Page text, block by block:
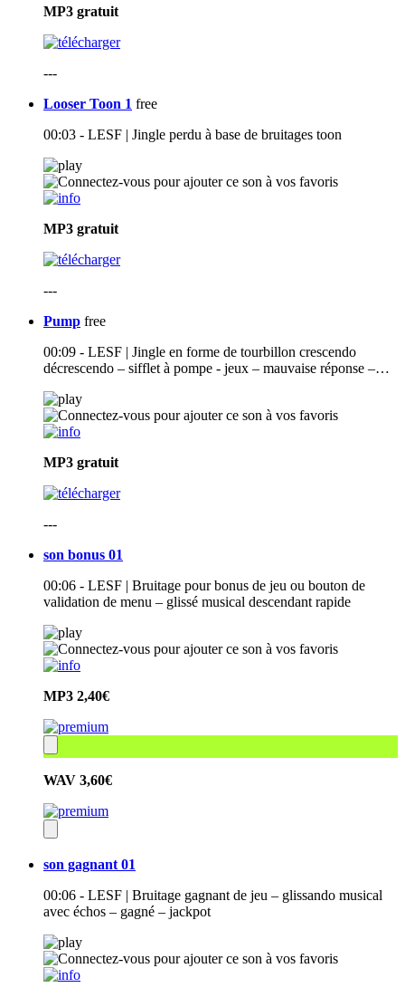
MP3 gratuit
---
Looser Toon 1 free
00:03 - LESF | Jingle perdu à base de bruitages toon
MP3 gratuit
---
Pump free
00:09 - LESF | Jingle en forme de tourbillon crescendo
décrescendo – sifflet à pompe - jeux – mauvaise réponse –…
MP3 gratuit
---
son bonus 01
00:06 - LESF | Bruitage pour bonus de jeu ou bouton de
validation de menu – glissé musical descendant rapide
MP3 2,40€
WAV 3,60€
son gagnant 01
00:06 - LESF | Bruitage gagnant de jeu – glissando musical
avec échos – gagné – jackpot